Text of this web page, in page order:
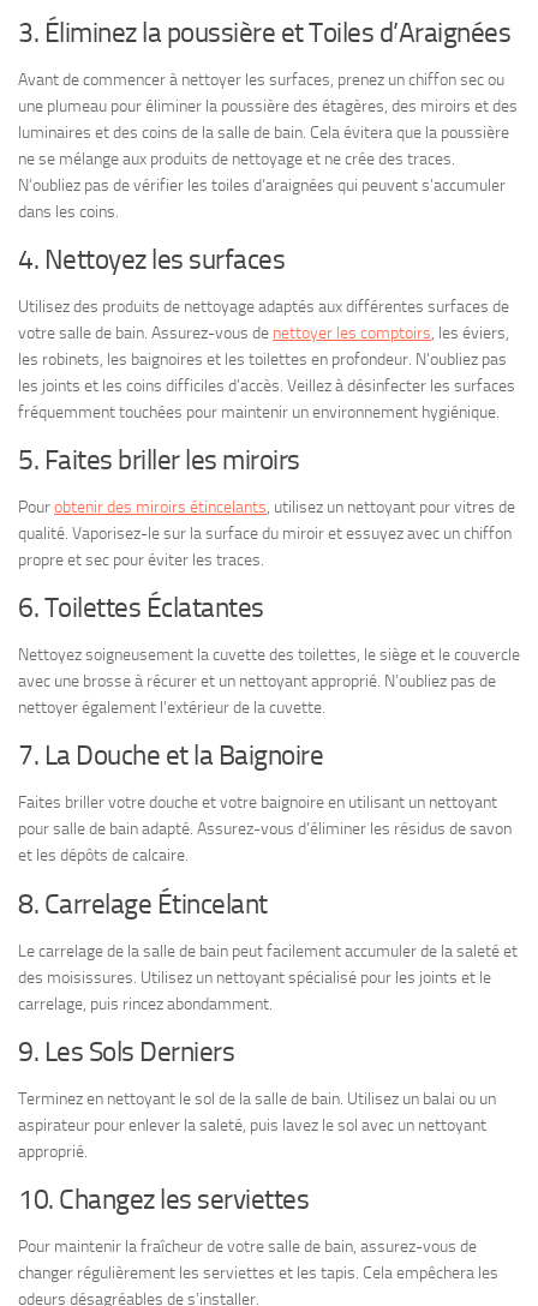
3. Éliminez la poussière et Toiles d’Araignées
Avant de commencer à nettoyer les surfaces, prenez un chiffon sec ou
une plumeau pour éliminer la poussière des étagères, des miroirs et des
luminaires et des coins de la salle de bain. Cela évitera que la poussière
ne se mélange aux produits de nettoyage et ne crée des traces.
N’oubliez pas de vérifier les toiles d’araignées qui peuvent s’accumuler
dans les coins.
4. Nettoyez les surfaces
Utilisez des produits de nettoyage adaptés aux différentes surfaces de
votre salle de bain. Assurez-vous de nettoyer les comptoirs, les éviers,
les robinets, les baignoires et les toilettes en profondeur. N’oubliez pas
les joints et les coins difficiles d’accès. Veillez à désinfecter les surfaces
fréquemment touchées pour maintenir un environnement hygiénique.
5. Faites briller les miroirs
Pourobtenir des miroirs étincelants, utilisez un nettoyant pour vitres de
qualité. Vaporisez-le sur la surface du miroir et essuyez avec un chiffon
propre et sec pour éviter les traces.
6. Toilettes Éclatantes
Nettoyez soigneusement la cuvette des toilettes, le siège et le couvercle
avec une brosse à récurer et un nettoyant approprié. N’oubliez pas de
nettoyer également l’extérieur de la cuvette.
7. La Douche et la Baignoire
Faites briller votre douche et votre baignoire en utilisant un nettoyant
pour salle de bain adapté. Assurez-vous d’éliminer les résidus de savon
et les dépôts de calcaire.
8. Carrelage Étincelant
Le carrelage de la salle de bain peut facilement accumuler de la saleté et
des moisissures. Utilisez un nettoyant spécialisé pour les joints et le
carrelage, puis rincez abondamment.
9. Les Sols Derniers
Terminez en nettoyant le sol de la salle de bain. Utilisez un balai ou un
aspirateur pour enlever la saleté, puis lavez le sol avec un nettoyant
approprié.
10. Changez les serviettes
Pour maintenir la fraîcheur de votre salle de bain, assurez-vous de
changer régulièrement les serviettes et les tapis. Cela empêchera les
odeurs désagréables de s’installer.